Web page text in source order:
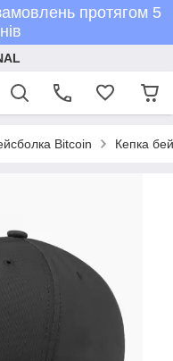
протягом 5
Bitcoin Кепка